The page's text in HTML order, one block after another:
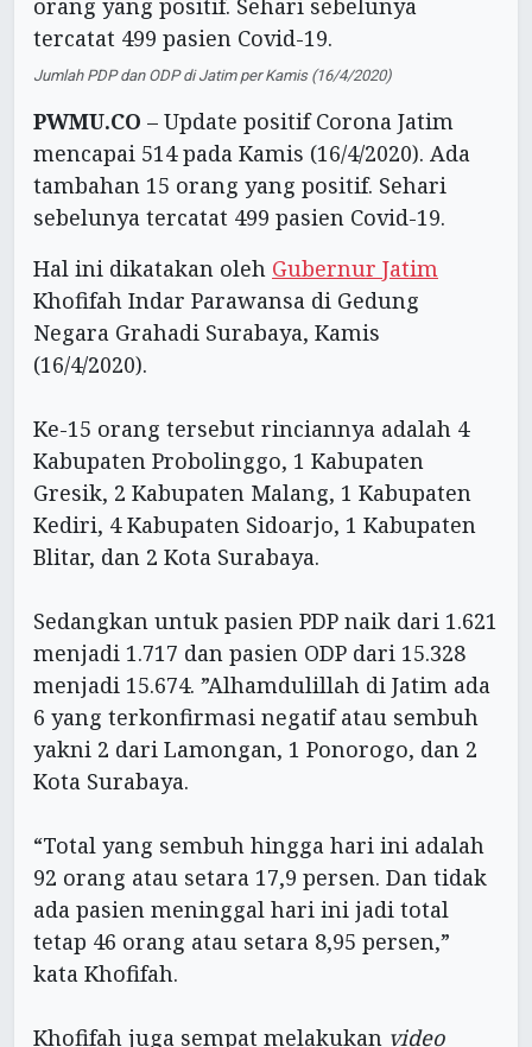
Jumlah PDP dan ODP di Jatim per Kamis (16/4/2020)
PWMU.CO – Update positif Corona Jatim
mencapai 514 pada Kamis (16/4/2020). Ada
tambahan 15 orang yang positif. Sehari
sebelunya tercatat 499 pasien Covid-19.
Hal ini dikatakan oleh Gubernur Jatim
Khofifah Indar Parawansa di Gedung
Negara Grahadi Surabaya, Kamis
(16/4/2020).
Ke-15 orang tersebut rinciannya adalah 4
Kabupaten Probolinggo, 1 Kabupaten
Gresik, 2 Kabupaten Malang, 1 Kabupaten
Kediri, 4 Kabupaten Sidoarjo, 1 Kabupaten
Blitar, dan 2 Kota Surabaya.
Sedangkan untuk pasien PDP naik dari 1.621
menjadi 1.717 dan pasien ODP dari 15.328
menjadi 15.674. ”Alhamdulillah di Jatim ada
6 yang terkonfirmasi negatif atau sembuh
yakni 2 dari Lamongan, 1 Ponorogo, dan 2
Kota Surabaya.
“Total yang sembuh hingga hari ini adalah
92 orang atau setara 17,9 persen. Dan tidak
ada pasien meninggal hari ini jadi total
tetap 46 orang atau setara 8,95 persen,”
kata Khofifah.
Khofifah juga sempat melakukan video